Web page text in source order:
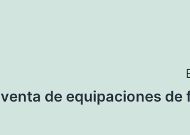
venta de equipaciones de